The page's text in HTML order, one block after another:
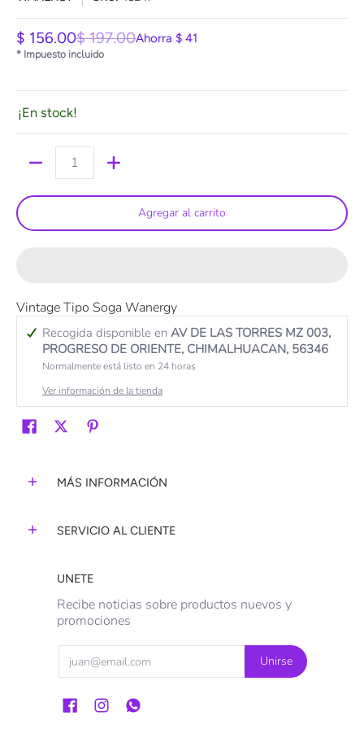
$ 156.00$ 197.00Ahorra $ 41
* Impuesto incluido
¡En stock!
Agregar al carrito
Vintage Tipo Soga Wanergy
Recogida disponible en AV DE LAS TORRES MZ 003,
PROGRESO DE ORIENTE, CHIMALHUACAN, 56346
Normalmente está listo en 24 horas
Ver información de la tienda
MÁS INFORMACIÓN
SERVICIO AL CLIENTE
UNETE
Recibe noticias sobre productos nuevos y
promociones
Unirse